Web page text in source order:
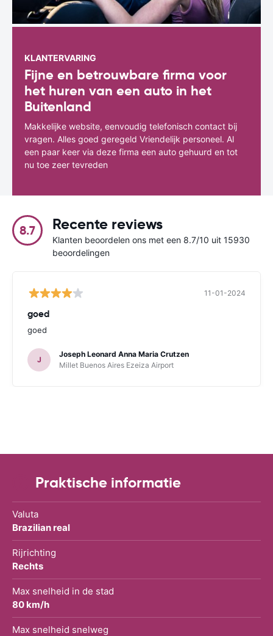
KLANTERVARING
Fijne en betrouwbare firma voor
het huren van een auto in het
Buitenland
Makkelijke website, eenvoudig telefonisch contact bij
vragen. Alles goed geregeld Vriendelijk personeel. Al
een paar keer via deze firma een auto gehuurd en tot
nu toe zeer tevreden
8.7 Recente reviews
Klanten beoordelen ons met een 8.7/10 uit 15930
beoordelingen
11-01-2024
goed
goed
J
Joseph Leonard Anna Maria Crutzen
Millet Buenos Aires Ezeiza Airport
Praktische informatie
Valuta
Brazilian real
Rijrichting
Rechts
Max snelheid in de stad
80 km/h
Max snelheid snelweg